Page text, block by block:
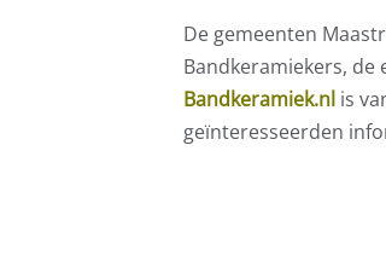
De gemeenten
Bandkeramiekers,
Bandkeramiek.nl is
geïnteresseerden